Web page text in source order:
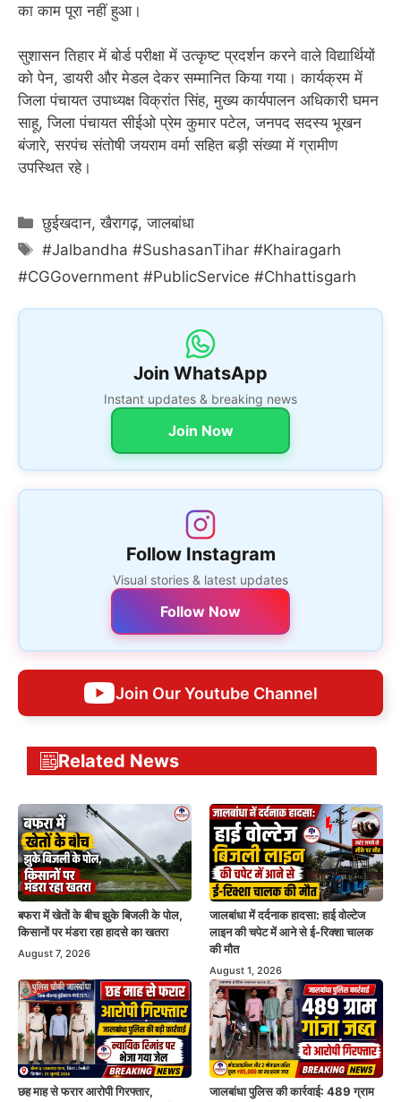
का काम पूरा नहीं हुआ।
सुशासन तिहार में बोर्ड परीक्षा में उत्कृष्ट प्रदर्शन करने वाले विद्यार्थियों
को पेन, डायरी और मेडल देकर सम्मानित किया गया। कार्यक्रम में
जिला पंचायत उपाध्यक्ष विक्रांत सिंह, मुख्य कार्यपालन अधिकारी घमन
साहू, जिला पंचायत सीईओ प्रेम कुमार पटेल, जनपद सदस्य भूखन
बंजारे, सरपंच संतोषी जयराम वर्मा सहित बड़ी संख्या में ग्रामीण
उपस्थित रहे।
Categories
छुईखदान,खैरागढ़,जालबांधा
Tags
#Jalbandha #SushasanTihar #Khairagarh
#CGGovernment #PublicService #Chhattisgarh
Join WhatsApp
Instant updates & breaking news
Join Now
Follow Instagram
Visual stories & latest updates
Follow Now
Join Our Youtube Channel
Related News
बफरा में खेतों के बीच झुके बिजली के पोल,
किसानों पर मंडरा रहा हादसे का खतरा
August 7, 2026
जालबांधा में दर्दनाक हादसा: हाई वोल्टेज
लाइन की चपेट में आने से ई-रिक्शा चालक
की मौत
August 1, 2026
छह माह से फरार आरोपी गिरफ्तार,
जालबांधा पुलिस की कार्रवाई: 489 ग्राम